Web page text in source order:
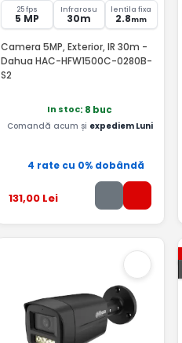
25 fps
5 MP
Infrarosu
30m
lentila fixa
2.8mm
Camera 5MP, Exterior, IR 30m -
Dahua HAC-HFW1500C-0280B-
S2
In stoc: 8 buc
Comandă acum și expediem Luni
4 rate cu 0% dobândă
131,00 Lei